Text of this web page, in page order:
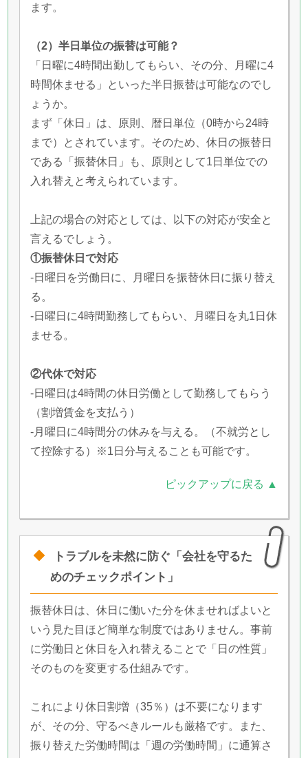
ます。
（2）半日単位の振替は可能？
「日曜に4時間出勤してもらい、その分、月曜に4
時間休ませる」といった半日振替は可能なのでし
ょうか。
まず「休日」は、原則、暦日単位（0時から24時
まで）とされています。そのため、休日の振替日
である「振替休日」も、原則として1日単位での
入れ替えと考えられています。
上記の場合の対応としては、以下の対応が安全と
言えるでしょう。
①振替休日で対応
-日曜日を労働日に、月曜日を振替休日に振り替え
る。
-日曜日に4時間勤務してもらい、月曜日を丸1日休
ませる。
②代休で対応
-日曜日は4時間の休日労働として勤務してもらう
（割増賃金を支払う）
-月曜日に4時間分の休みを与える。（不就労とし
て控除する）※1日分与えることも可能です。
ピックアップに戻る ▲
トラブルを未然に防ぐ「会社を守るた
めのチェックポイント」
振替休日は、休日に働いた分を休ませればよいと
いう見た目ほど簡単な制度ではありません。事前
に労働日と休日を入れ替えることで「日の性質」
そのものを変更する仕組みです。
これにより休日割増（35％）は不要になります
が、その分、守るべきルールも厳格です。また、
振り替えた労働時間は「週の労働時間」に通算さ